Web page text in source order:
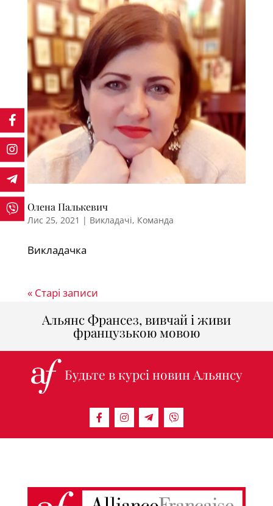
Олена Палькевич
Лис 25, 2021 | Викладачі, Команда
Викладачка
« Старі записи
Альянс Франсез, вивчай і живи
французькою мовою
Будьте в курсі новин Альянсу